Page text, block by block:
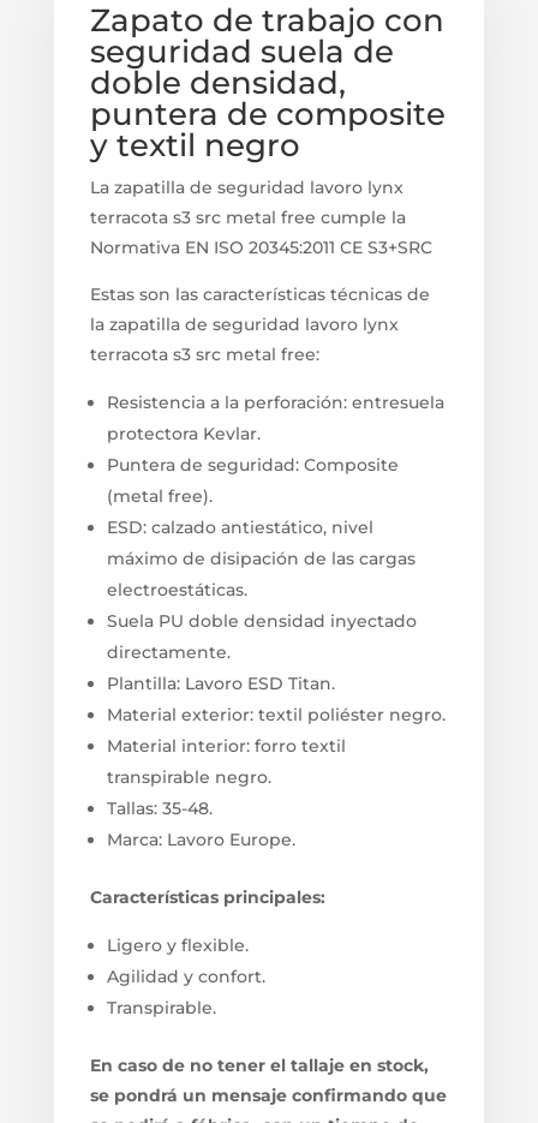
Zapato de trabajo con
seguridad suela de
doble densidad,
puntera de composite
y textil negro
La zapatilla de seguridad lavoro lynx
terracota s3 src metal free cumple la
Normativa EN ISO 20345:2011 CE S3+SRC
Estas son las características técnicas de
la zapatilla de seguridad lavoro lynx
terracota s3 src metal free:
Resistencia a la perforación: entresuela
protectora Kevlar.
Puntera de seguridad: Composite
(metal free).
ESD: calzado antiestático, nivel
máximo de disipación de las cargas
electroestáticas.
Suela PU doble densidad inyectado
directamente.
Plantilla: Lavoro ESD Titan.
Material exterior: textil poliéster negro.
Material interior: forro textil
transpirable negro.
Tallas: 35-48.
Marca: Lavoro Europe.
Características principales:
Ligero y flexible.
Agilidad y confort.
Transpirable.
En caso de no tener el tallaje en stock,
se pondrá un mensaje confirmando que